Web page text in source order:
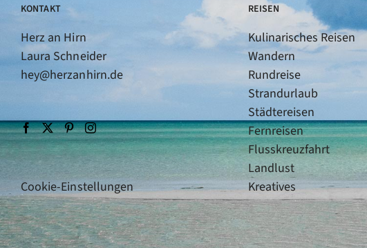
KONTAKT
Herz an Hirn
Laura Schneider
hey@herzanhirn.de
Cookie-Einstellungen
REISEN
Kulinarisches Reisen
Wandern
Rundreise
Strandurlaub
Städtereisen
Fernreisen
Flusskreuzfahrt
Landlust
Kreatives